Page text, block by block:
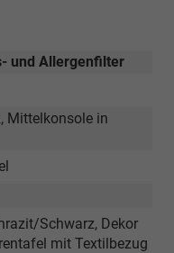
und Allergenfilter
Mittelkonsole in
Schwarz, Dekor
mit Textilbezug